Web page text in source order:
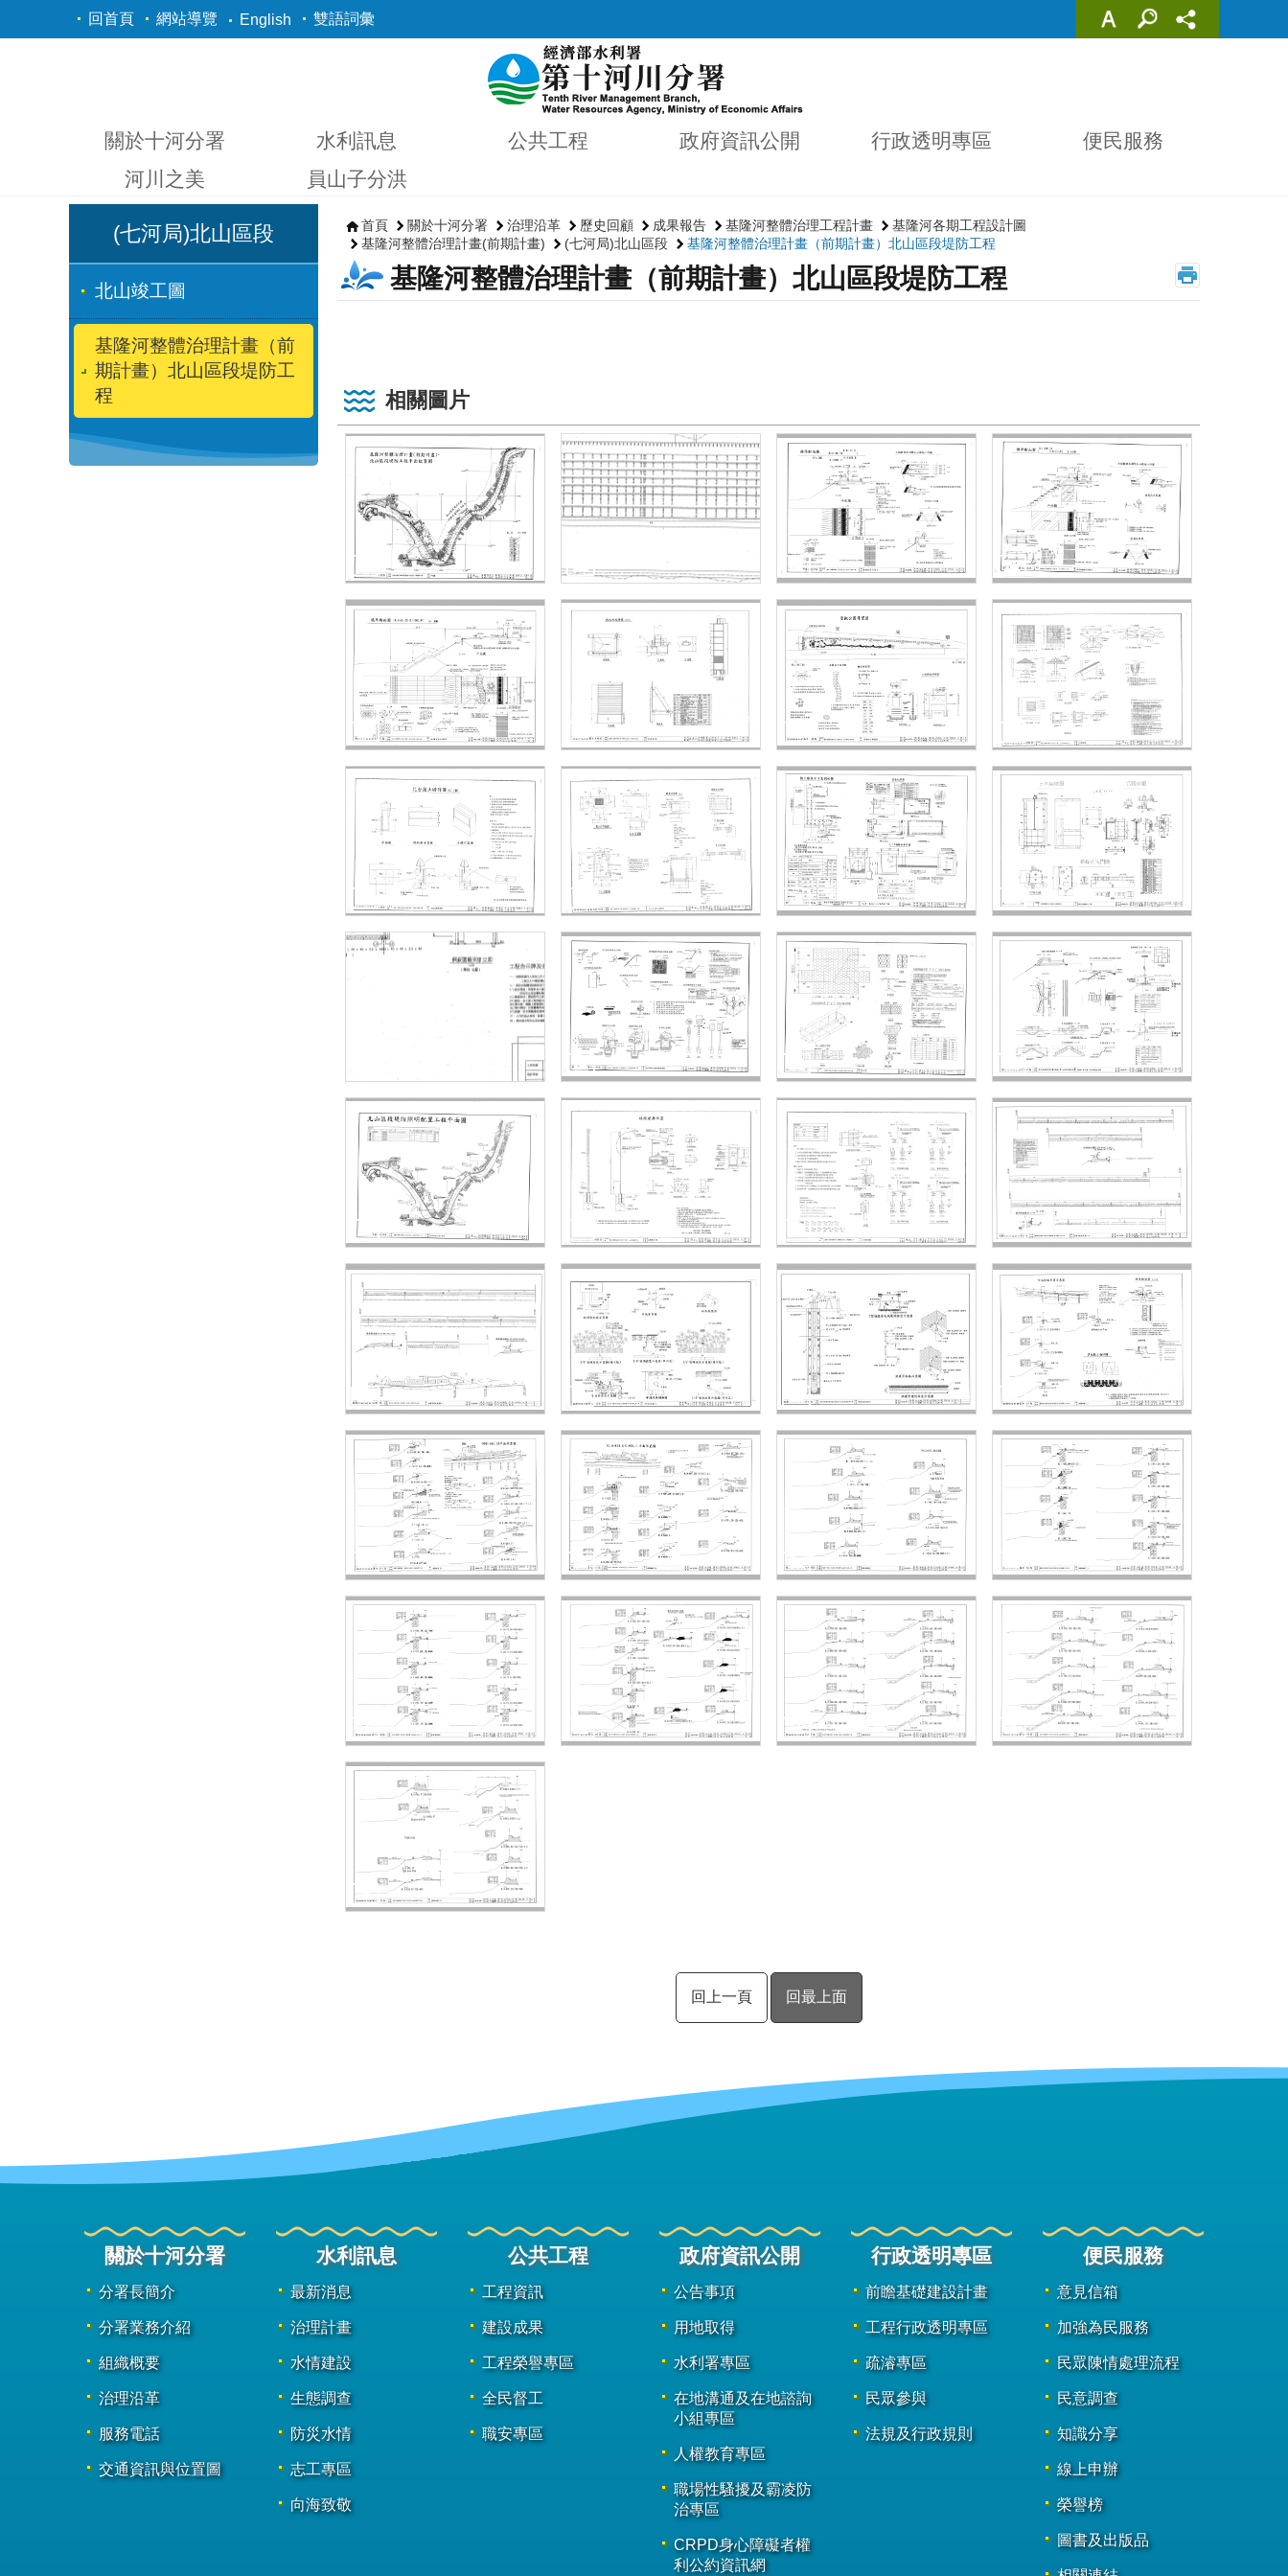
跳到主要內容區塊
回首頁 網站導覽 English 雙語詞彙
關於十河分署 水利訊息 公共工程 政府資訊公開 行政透明專區
便民服務
河川之美
員山子分洪
(七河局)北山區段
北山竣工圖
基隆河整體治理計畫（前
期計畫）北山區段堤防工
程
首頁 關於十河分署 治理沿革 歷史回顧 成果報告 基隆河整體治理工程計畫
基隆河各期工程設計圖
基隆河整體治理計畫(前期計畫)
(七河局)北山區段 基隆河整體治理計畫（前期計畫）北山區段堤防工程
基隆河整體治理計畫（前期計畫）北山區段堤防工程
相關圖片
回上一頁 回最上面
關於十河分署
分署長簡介
分署業務介紹
組織概要
治理沿革
服務電話
交通資訊與位置圖
水利訊息
最新消息
治理計畫
水情建設
生態調查
防災水情
志工專區
向海致敬
公共工程
工程資訊
建設成果
工程榮譽專區
全民督工
職安專區
政府資訊公開
公告事項
用地取得
水利署專區
在地溝通及在地諮詢
小組專區
人權教育專區
職場性騷擾及霸凌防
治專區
CRPD身心障礙者權
利公約資訊網
行政透明專區
前瞻基礎建設計畫
工程行政透明專區
疏濬專區
民眾參與
法規及行政規則
便民服務
意見信箱
加強為民服務
民眾陳情處理流程
民意調查
知識分享
線上申辦
榮譽榜
圖書及出版品